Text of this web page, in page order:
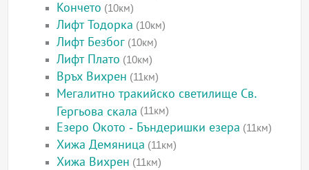
Кончето (10км)
Лифт Тодорка (10км)
Лифт Безбог (10км)
Лифт Плато (10км)
Връх Вихрен (11км)
Мегалитно тракийско светилище Св.
Гергьова скала (11км)
Езеро Окото - Бъндеришки езера (11км)
Хижа Демяница (11км)
Хижа Вихрен (11км)